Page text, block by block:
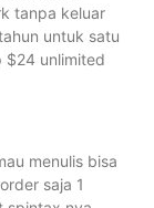
tanpa keluar
untuk satu
$24 unlimited
menulis bisa
saja 1